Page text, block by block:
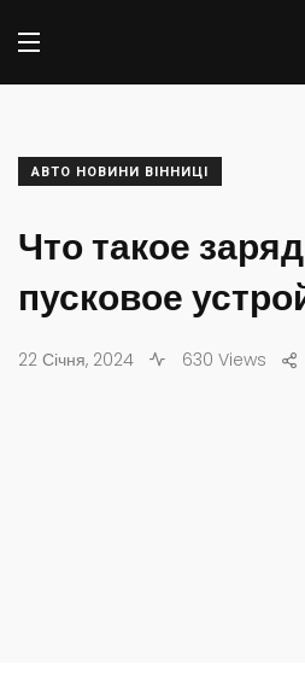
АВТО НОВИНИ ВІННИЦІ
Что такое
пусковое
22 Січня, 2024 630 Views